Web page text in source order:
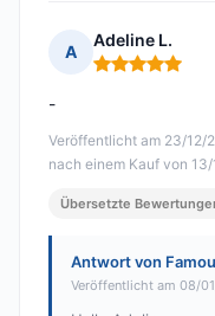
A
Adeline L.
Hinweis: 5 von
Veröffentlicht am 23/12/
nach einem Kauf von
-
Übersetzte
Antwort von
Veröffentlicht am 08/